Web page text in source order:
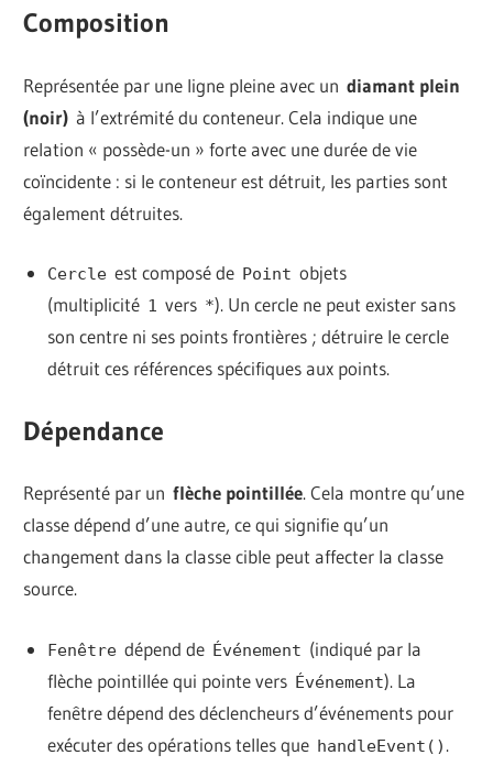
Composition
Représentée par une ligne pleine avec undiamant plein
(noir) à l’extrémité du conteneur. Cela indique une
relation « possède-un » forte avec une durée de vie
coïncidente : si le conteneur est détruit, les parties sont
également détruites.
Cercleest composé de Point objets
(multiplicité 1 vers *). Un cercle ne peut exister sans
son centre ni ses points frontières ; détruire le cercle
détruit ces références spécifiques aux points.
Dépendance
Représenté par unflèche pointillée. Cela montre qu’une
classe dépend d’une autre, ce qui signifie qu’un
changement dans la classe cible peut affecter la classe
source.
Fenêtredépend de Événement (indiqué par la
flèche pointillée qui pointe vers Événement). La
fenêtre dépend des déclencheurs d’événements pour
exécuter des opérations telles que handleEvent() .